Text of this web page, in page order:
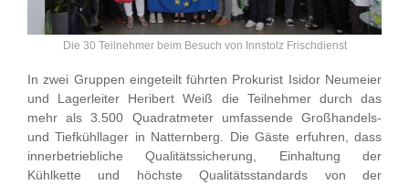
Die 30 Teilnehmer beim Besuch von Innstolz Frischdienst
In zwei Gruppen eingeteilt führten Prokurist Isidor Neumeier
und Lagerleiter Heribert Weiß die Teilnehmer durch das
mehr als 3.500 Quadratmeter umfassende Großhandels-
und Tiefkühllager in Natternberg. Die Gäste erfuhren, dass
innerbetriebliche Qualitätssicherung, Einhaltung der
Kühlkette und höchste Qualitätsstandards von der